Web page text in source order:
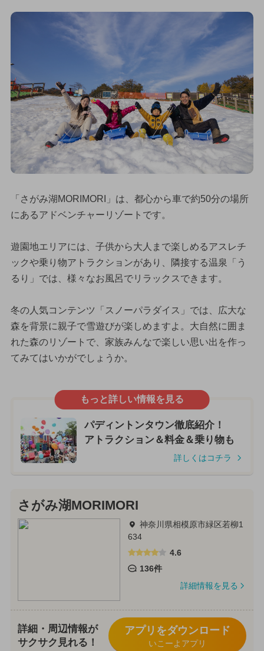
「さがみ湖MORIMORI」は、都心から車で約50分の場所
にあるアドベンチャーリゾートです。
遊園地エリアには、子供から大人まで楽しめるアスレチ
ックや乗り物アトラクションがあり、隣接する温泉「う
るり」では、様々なお風呂でリラックスできます。
冬の人気コンテンツ「スノーパラダイス」では、広大な
森を背景に親子で雪遊びが楽しめますよ。大自然に囲ま
れた森のリゾートで、家族みんなで楽しい思い出を作っ
てみてはいかがでしょうか。
もっと詳しい情報を見る
パディントンタウン徹底紹介！
アトラクション＆料金＆乗り物も
詳しくはコチラ
さがみ湖MORIMORI
神奈川県相模原市緑区若柳1
634
4.6
136件
詳細情報を見る
詳細・周辺情報が
サクサク見れる！
アプリをダウンロード
いこーよアプリ